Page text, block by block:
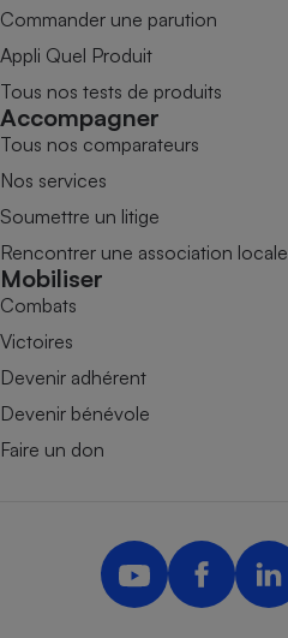
Commander une parution
Appli Quel Produit
Tous nos tests de produits
Accompagner
Tous nos comparateurs
Nos services
Soumettre un litige
Rencontrer une association locale
Mobiliser
Combats
Victoires
Devenir adhérent
Devenir bénévole
Faire un don